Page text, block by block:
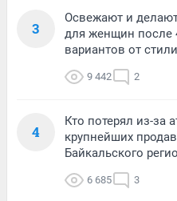
3
Освежают и
для женщин после
вариантов от
9 442 2
4
Кто потерял из-за
крупнейших
Байкальского
6 685 3